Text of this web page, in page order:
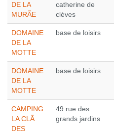
DE LA
MURÃE
catherine de
clèves
DOMAINE
DE LA
MOTTE
base de loisirs
DOMAINE
DE LA
MOTTE
base de loisirs
CAMPING
LA CLÃ
DES
49 rue des
grands jardins